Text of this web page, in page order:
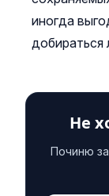
иногда
добираться
Не
Починю